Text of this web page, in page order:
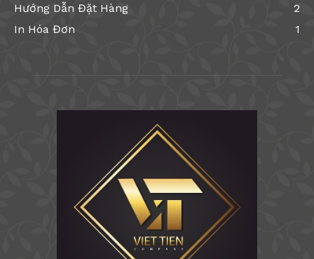
Hướng Dẫn Đặt Hàng
2
In Hóa Đơn
1